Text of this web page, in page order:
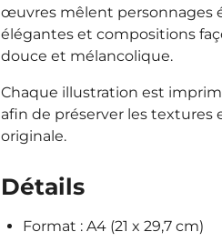
œuvres mêlent personnages
élégantes et compositions
douce et mélancolique.
Chaque illustration est
afin de préserver les textures
originale.
Détails
Format : A4 (21 x 29,7 cm)